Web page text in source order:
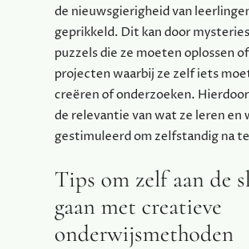
de nieuwsgierigheid van
geprikkeld. Dit kan door
puzzels die ze moeten oplossen
projecten waarbij ze zelf iets
creëren of onderzoeken.
de relevantie van wat ze leren en
gestimuleerd om zelfstandig na
Tips om zelf aan de
gaan met creatieve
onderwijsmethoden